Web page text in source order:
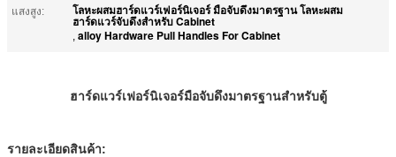
แสงสูง:
โลหะผสมฮาร์ดแวร์เฟอร์นิเจอร์ มือจับดึงมาตรฐาน โลหะผสม
ฮาร์ดแวร์จับดึงสำหรับ Cabinet
, alloy Hardware Pull Handles For Cabinet
ฮาร์ดแวร์เฟอร์นิเจอร์มือจับดึงมาตรฐานสำหรับตู้
รายละเอียดสินค้า: